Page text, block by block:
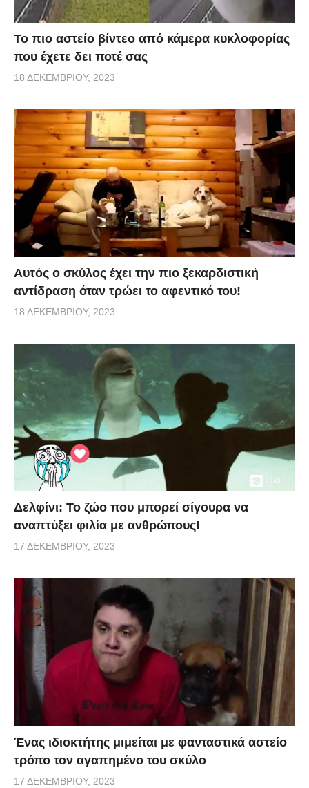
Το πιο αστείο βίντεο από κάμερα κυκλοφορίας
που έχετε δει ποτέ σας
18 ΔΕΚΕΜΒΡΊΟΥ, 2023
Αυτός ο σκύλος έχει την πιο ξεκαρδιστική
αντίδραση όταν τρώει το αφεντικό του!
18 ΔΕΚΕΜΒΡΊΟΥ, 2023
Δελφίνι: Το ζώο που μπορεί σίγουρα να
αναπτύξει φιλία με ανθρώπους!
17 ΔΕΚΕΜΒΡΊΟΥ, 2023
Ένας ιδιοκτήτης μιμείται με φανταστικά αστείο
τρόπο τον αγαπημένο του σκύλο
17 ΔΕΚΕΜΒΡΊΟΥ, 2023